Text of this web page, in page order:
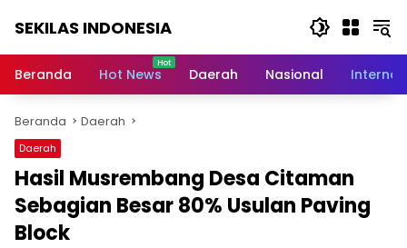
SEKILAS INDONESIA
Terkini,
Latest
World,
Headlines,
News
Today
Beranda Hot News Daerah Nasional
Beranda Daerah
Daerah
Hasil Musrembang Desa Citaman
Sebagian Besar 80% Usulan Paving
Block